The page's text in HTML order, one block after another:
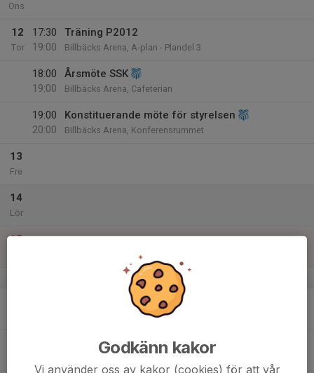
Ons
12
Tor
17:30
19:00
Träning P2012
Billbäcks Arena, A-plan - Plandel 3
18:00
19:00
Årsmöte SSK
Billbäcks Arena, Cafeterian
19:00
20:00
Konstituerande möte för styrelsen
Billbäcks Arena, Konferensrummet
13
Fre
14
Lör
15
v.12
Träning P2012
Godkänn kakor
Vi använder oss av kakor (cookies) för att vår